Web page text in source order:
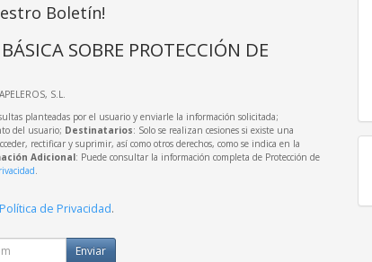
Boletín!
SOBRE PROTECCIÓN DE
S.L.
planteadas por el usuario y enviarle la información solicitada;
del usuario; Destinatarios: Solo se realizan cesiones si existe una
rectificar y suprimir, así como otros derechos, como se indica en la
Adicional: Puede consultar la información completa de Protección de
Política de Privacidad.
Enviar